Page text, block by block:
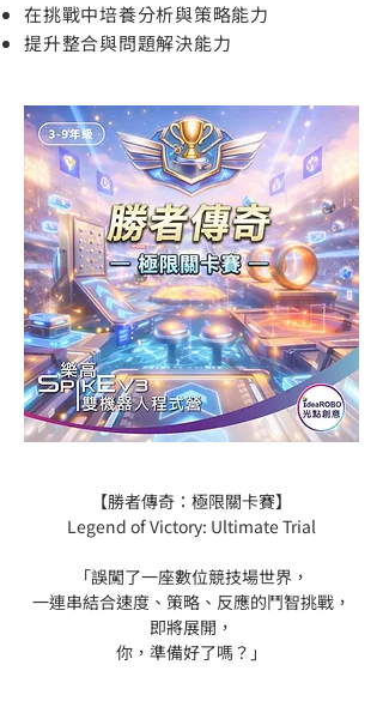
在挑戰中培養分析與策略能力
提升整合與問題解決能力
【勝者傳奇：極限關卡賽】
Legend of Victory: Ultimate Trial
「誤闖了一座數位競技場世界，
一連串結合速度、策略、反應的鬥智挑戰，
即將展開，
你，準備好了嗎？ 」